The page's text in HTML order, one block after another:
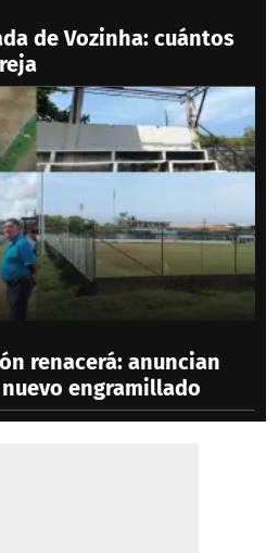
de Vozinha: cuántos
renacerá: anuncian
engramillado